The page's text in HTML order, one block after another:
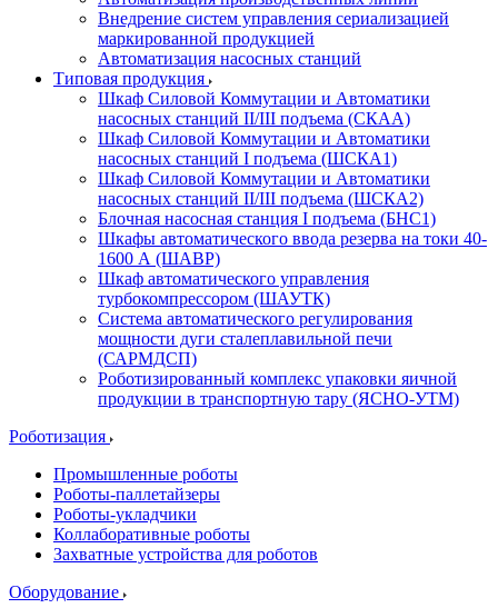
Внедрение систем управления сериализацией
маркированной продукцией
Автоматизация насосных станций
Типовая продукция
Шкаф Силовой Коммутации и Автоматики
насосных станций II/III подъема (СКАА)
Шкаф Силовой Коммутации и Автоматики
насосных станций I подъема (ШСКА1)
Шкаф Силовой Коммутации и Автоматики
насосных станций II/III подъема (ШСКА2)
Блочная насосная станция I подъема (БНС1)
Шкафы автоматического ввода резерва на токи 40-
1600 А (ШАВР)
Шкаф автоматического управления
турбокомпрессором (ШАУТК)
Система автоматического регулирования
мощности дуги сталеплавильной печи
(САРМДСП)
Роботизированный комплекс упаковки яичной
продукции в транспортную тару (ЯСНО-УТМ)
Роботизация
Промышленные роботы
Роботы-паллетайзеры
Роботы-укладчики
Коллаборативные роботы
Захватные устройства для роботов
Оборудование